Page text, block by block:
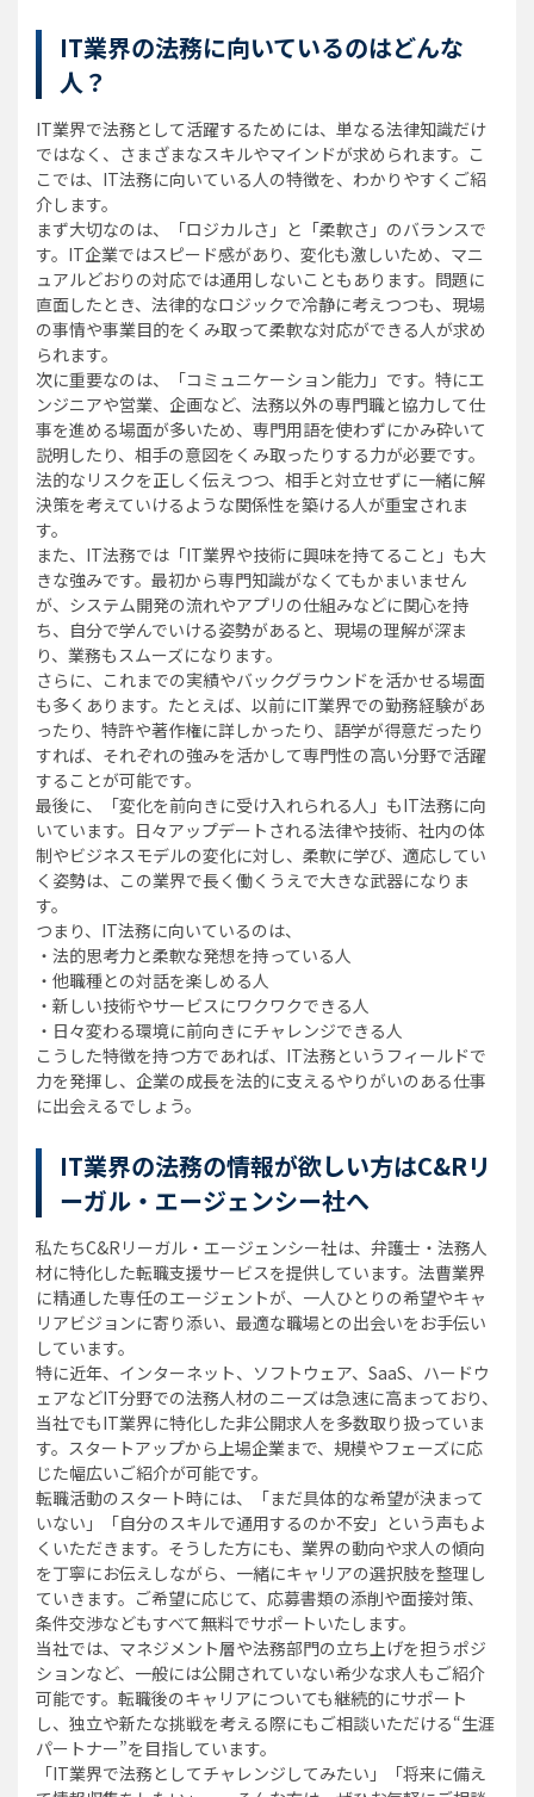
IT業界の法務に向いているのはどんな
人？
IT業界で法務として活躍するためには、単なる法律知識だけ
ではなく、さまざまなスキルやマインドが求められます。こ
こでは、IT法務に向いている人の特徴を、わかりやすくご紹
介します。
まず大切なのは、「ロジカルさ」と「柔軟さ」のバランスで
す。IT企業ではスピード感があり、変化も激しいため、マニ
ュアルどおりの対応では通用しないこともあります。問題に
直面したとき、法律的なロジックで冷静に考えつつも、現場
の事情や事業目的をくみ取って柔軟な対応ができる人が求め
られます。
次に重要なのは、「コミュニケーション能力」です。特にエ
ンジニアや営業、企画など、法務以外の専門職と協力して仕
事を進める場面が多いため、専門用語を使わずにかみ砕いて
説明したり、相手の意図をくみ取ったりする力が必要です。
法的なリスクを正しく伝えつつ、相手と対立せずに一緒に解
決策を考えていけるような関係性を築ける人が重宝されま
す。
また、IT法務では「IT業界や技術に興味を持てること」も大
きな強みです。最初から専門知識がなくてもかまいません
が、システム開発の流れやアプリの仕組みなどに関心を持
ち、自分で学んでいける姿勢があると、現場の理解が深ま
り、業務もスムーズになります。
さらに、これまでの実績やバックグラウンドを活かせる場面
も多くあります。たとえば、以前にIT業界での勤務経験があ
ったり、特許や著作権に詳しかったり、語学が得意だったり
すれば、それぞれの強みを活かして専門性の高い分野で活躍
することが可能です。
最後に、「変化を前向きに受け入れられる人」もIT法務に向
いています。日々アップデートされる法律や技術、社内の体
制やビジネスモデルの変化に対し、柔軟に学び、適応してい
く姿勢は、この業界で長く働くうえで大きな武器になりま
す。
つまり、IT法務に向いているのは、
・法的思考力と柔軟な発想を持っている人
・他職種との対話を楽しめる人
・新しい技術やサービスにワクワクできる人
・日々変わる環境に前向きにチャレンジできる人
こうした特徴を持つ方であれば、IT法務というフィールドで
力を発揮し、企業の成長を法的に支えるやりがいのある仕事
に出会えるでしょう。
IT業界の法務の情報が欲しい方はC&Rリ
ーガル・エージェンシー社へ
私たちC&Rリーガル・エージェンシー社は、弁護士・法務人
材に特化した転職支援サービスを提供しています。法曹業界
に精通した専任のエージェントが、一人ひとりの希望やキャ
リアビジョンに寄り添い、最適な職場との出会いをお手伝い
しています。
特に近年、インターネット、ソフトウェア、SaaS、ハードウ
ェアなどIT分野での法務人材のニーズは急速に高まっており、
当社でもIT業界に特化した非公開求人を多数取り扱っていま
す。スタートアップから上場企業まで、規模やフェーズに応
じた幅広いご紹介が可能です。
転職活動のスタート時には、「まだ具体的な希望が決まって
いない」「自分のスキルで通用するのか不安」という声もよ
くいただきます。そうした方にも、業界の動向や求人の傾向
を丁寧にお伝えしながら、一緒にキャリアの選択肢を整理し
ていきます。ご希望に応じて、応募書類の添削や面接対策、
条件交渉などもすべて無料でサポートいたします。
当社では、マネジメント層や法務部門の立ち上げを担うポジ
ションなど、一般には公開されていない希少な求人もご紹介
可能です。転職後のキャリアについても継続的にサポート
し、独立や新たな挑戦を考える際にもご相談いただける“生涯
パートナー”を目指しています。
「IT業界で法務としてチャレンジしてみたい」「将来に備え